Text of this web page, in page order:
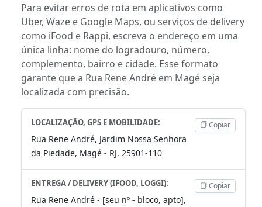
Para evitar erros de rota em aplicativos como
Uber, Waze e Google Maps, ou serviços de delivery
como iFood e Rappi, escreva o endereço em uma
única linha: nome do logradouro, número,
complemento, bairro e cidade. Esse formato
garante que a Rua Rene André em Magé seja
localizada com precisão.
LOCALIZAÇÃO, GPS E MOBILIDADE:
Rua Rene André, Jardim Nossa Senhora
da Piedade, Magé - RJ, 25901-110
Copiar
ENTREGA / DELIVERY (IFOOD, LOGGI):
Rua Rene André - [seu nº - bloco, apto],
Copiar